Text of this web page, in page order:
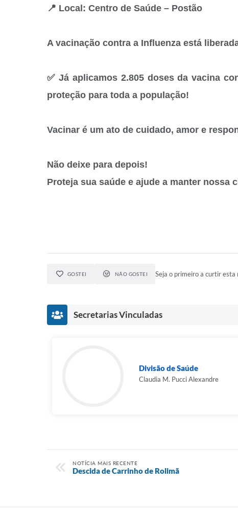
📍 Local: Centro de Saúde – Postão
A vacinação contra a Influenza está
✅ Já aplicamos 2.805 doses da vacina
proteção para toda a população!
Vacinar é um ato de cuidado, amor e
Não deixe para depois!
Proteja sua saúde e ajude a manter nossa
GOSTEI NÃO GOSTEI Seja o primeiro a curtir esta
Secretarias Vinculadas
Divisão de Saúde
Claudia M. Pucci Alexandre
NOTÍCIA MAIS RECENTE
Descida de Carrinho de Rolimã